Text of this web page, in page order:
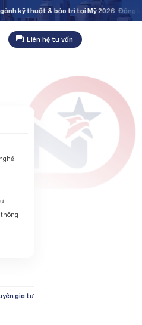
& bảo trì tại Mỹ 2026: Động lực thúc
Liên hệ tư vấn
gia tư